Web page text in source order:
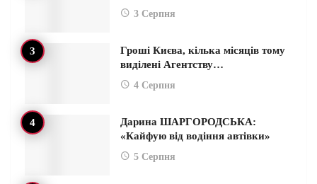
3 Серпня
Гроші Києва, кілька місяців тому
виділені Агентству…
4 Серпня
Дарина ШАРГОРОДСЬКА:
«Кайфую від водіння автівки»
5 Серпня